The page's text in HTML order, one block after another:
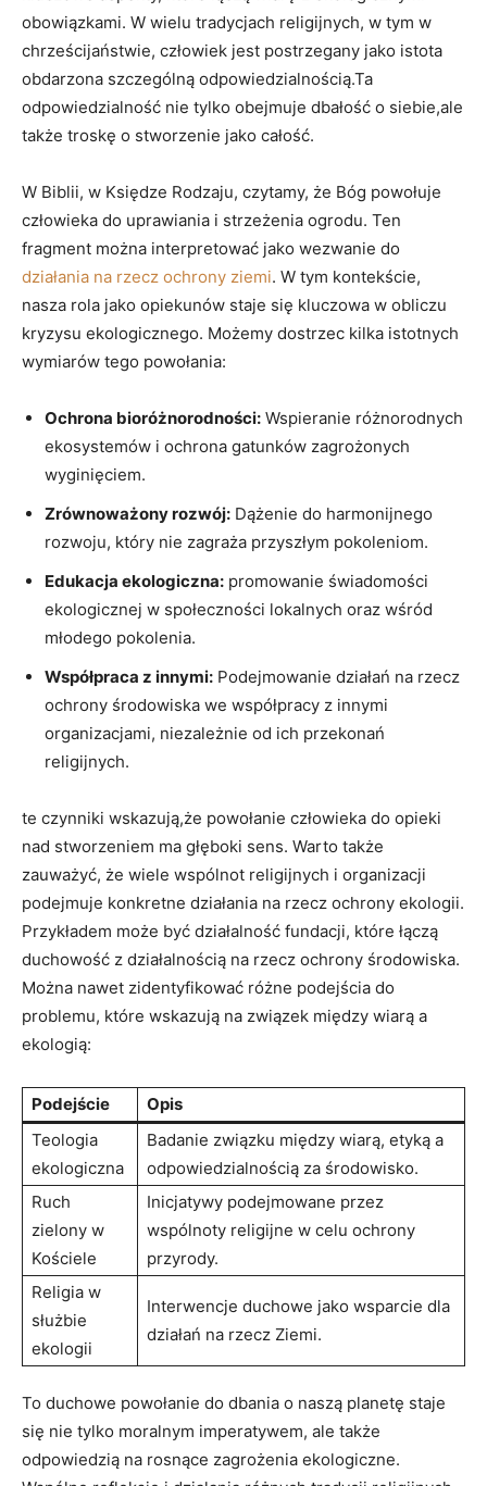
obowiązkami. W‍ wielu tradycjach religijnych, w ‌tym w
chrześcijaństwie, człowiek jest postrzegany jako istota
obdarzona szczególną ‍odpowiedzialnością.Ta
odpowiedzialność nie⁤ tylko obejmuje dbałość o siebie,ale
także troskę⁣ o​ stworzenie‌ jako całość.
W Biblii,‌ w‍ Księdze ⁤Rodzaju,⁢ czytamy, że Bóg powołuje
człowieka ⁢do‍ uprawiania i strzeżenia ogrodu.‍ Ten
fragment można interpretować jako wezwanie do‍
działania na rzecz ochrony ziemi. W tym kontekście,
⁢nasza rola jako opiekunów staje⁢ się kluczowa w obliczu
kryzysu ekologicznego.⁢ Możemy dostrzec kilka istotnych
wymiarów tego powołania:
Ochrona bioróżnorodności: Wspieranie różnorodnych
ekosystemów i ochrona gatunków zagrożonych⁢
wyginięciem.
Zrównoważony rozwój: Dążenie do harmonijnego
rozwoju, który⁢ nie zagraża przyszłym​ pokoleniom.
Edukacja ekologiczna: promowanie świadomości
ekologicznej w społeczności lokalnych oraz wśród
młodego‌ pokolenia.
Współpraca z ​innymi: ‌Podejmowanie działań na rzecz
⁢ochrony ⁤środowiska we ‍współpracy⁢ z ‌innymi
organizacjami,⁣ niezależnie ​od ich przekonań
religijnych.
te czynniki wskazują,że powołanie człowieka​ do opieki
nad stworzeniem ma głęboki sens.​ Warto także
zauważyć, że‍ wiele‍ wspólnot ⁤religijnych i organizacji
podejmuje konkretne⁤ działania​ na rzecz⁣ ochrony ekologii.
Przykładem może być działalność fundacji, które⁤ łączą
⁣duchowość z działalnością na rzecz ochrony ‌środowiska.
Można nawet zidentyfikować różne podejścia ‍do‌
problemu, które wskazują na ⁤związek ⁣między wiarą a
⁢ekologią:
Podejście
Opis
Teologia
ekologiczna
Badanie związku między​ wiarą, ⁤etyką a‌
odpowiedzialnością⁢ za środowisko.
Ruch
‌zielony w
Kościele
Inicjatywy podejmowane przez​
wspólnoty religijne w celu ochrony
przyrody.
Religia w
służbie
ekologii
Interwencje ⁣duchowe ‌jako wsparcie ‍dla
działań na rzecz Ziemi.
To ⁣duchowe powołanie do dbania o naszą ‌planetę staje
się nie tylko moralnym imperatywem, ale także
odpowiedzią na rosnące zagrożenia⁤ ekologiczne.​